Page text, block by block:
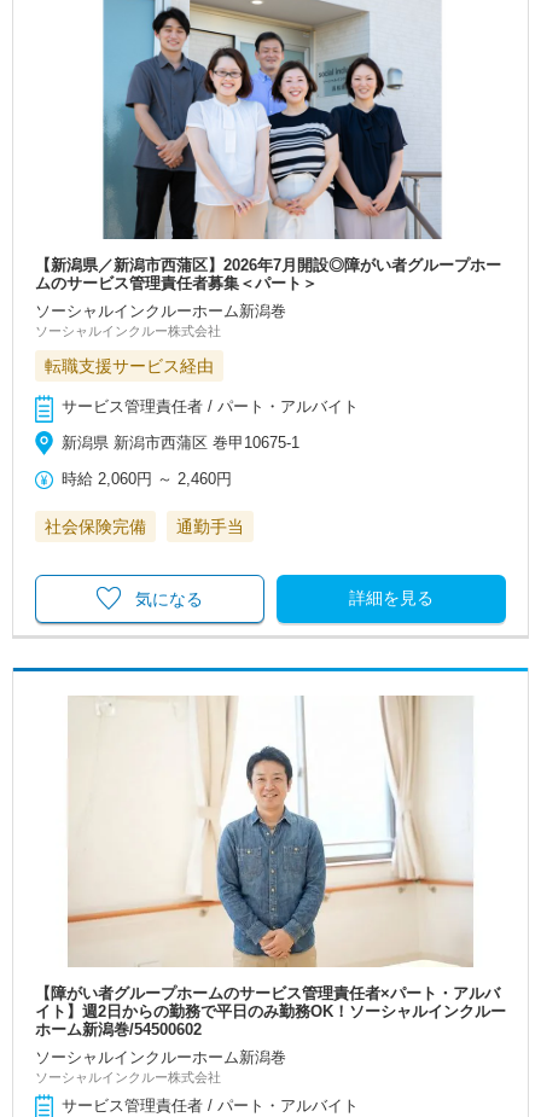
【新潟県／新潟市西蒲区】2026年7月開設◎障がい者グループホー
ムのサービス管理責任者募集＜パート＞
ソーシャルインクルーホーム新潟巻
ソーシャルインクルー株式会社
転職支援サービス経由
サービス管理責任者 / パート・アルバイト
新潟県 新潟市西蒲区 巻甲10675-1
時給 2,060円 ～ 2,460円
社会保険完備 通勤手当
詳細を見る
気になる
【障がい者グループホームのサービス管理責任者×パート・アルバ
イト】週2日からの勤務で平日のみ勤務OK！ソーシャルインクルー
ホーム新潟巻/54500602
ソーシャルインクルーホーム新潟巻
ソーシャルインクルー株式会社
サービス管理責任者 / パート・アルバイト